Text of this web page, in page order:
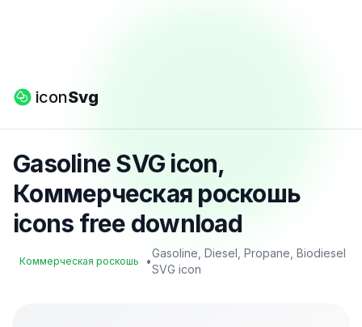
iconSvg
Gasoline SVG icon,
Коммерческая роскошь
icons free download
Коммерческая роскошь •
Gasoline, Diesel, Propane, Biodiesel
SVG icon